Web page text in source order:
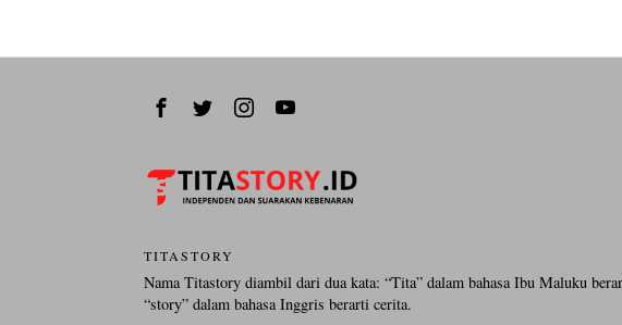
TITASTORY
Nama Titastory diambil dari dua kata: “Tita” dalam bahasa Ibu Maluku
“story” dalam bahasa Inggris berarti cerita.